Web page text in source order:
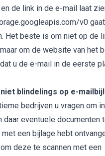
de link in de e-mail laat
v0
Het beste is om niet op de
om de website van het
u de e-mail in de eerste
blindelings op e-
bedrijven u vragen om
daar eventuele documenten
een bijlage hebt
deze te scannen met een